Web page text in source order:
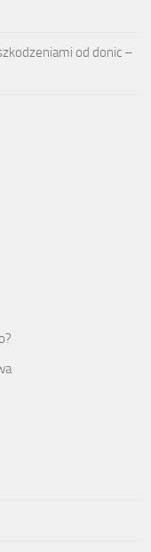
od donic –